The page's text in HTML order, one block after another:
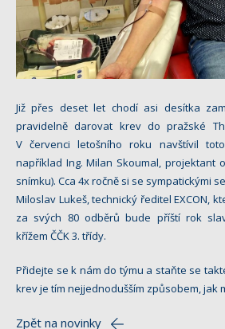
Již přes deset let chodí asi desítka
pravidelně darovat krev do pražské
V červenci letošního roku navštívil
například Ing. Milan Skoumal, projektant
snímku). Cca 4x ročně si se sympatickými
Miloslav Lukeš, technický ředitel EXCON,
za svých 80 odběrů bude příští rok
křížem ČČK 3. třídy.
Přidejte se k nám do týmu a staňte se
krev je tím nejjednodušším způsobem, jak
Zpět na novinky